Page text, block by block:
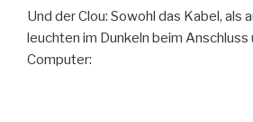
Und der Clou: Sowohl das Kabel, als
leuchten im Dunkeln beim Anschluss
Computer: